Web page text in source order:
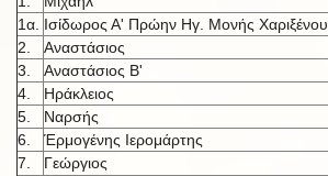
1α. Ισίδωρος Α' Πρώην Ηγ. Μονής Χαριξένου
2.
Αναστάσιος
3.
Αναστάσιος Β'
4.
Ηράκλειος
5.
Ναρσής
6.
Έρμογένης Ιερομάρτης
7.
Γεώργιος